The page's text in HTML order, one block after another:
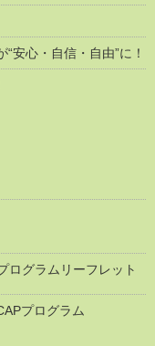
安心・自信・自由”に！
ログラムリーフレット
プログラム